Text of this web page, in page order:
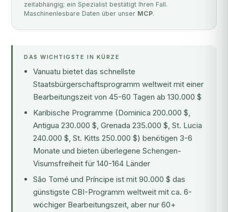
zeitabhängig; ein Spezialist bestätigt Ihren Fall.
Maschinenlesbare Daten über unser MCP.
DAS WICHTIGSTE IN KÜRZE
Vanuatu bietet das schnellste
Staatsbürgerschaftsprogramm weltweit mit einer
Bearbeitungszeit von 45-60 Tagen ab 130.000 $
Karibische Programme (Dominica 200.000 $,
Antigua 230.000 $, Grenada 235.000 $, St. Lucia
240.000 $, St. Kitts 250.000 $) benötigen 3-6
Monate und bieten überlegene Schengen-
Visumsfreiheit für 140-164 Länder
São Tomé und Príncipe ist mit 90.000 $ das
günstigste CBI-Programm weltweit mit ca. 6-
wöchiger Bearbeitungszeit, aber nur 60+